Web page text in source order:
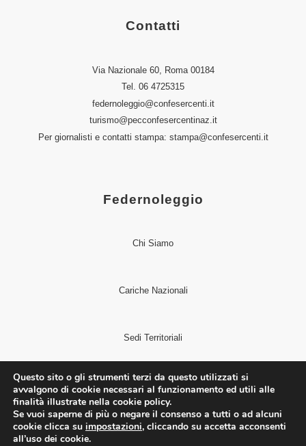
Contatti
Via Nazionale 60, Roma 00184
Tel. 06 4725315
federnoleggio@confesercenti.it
turismo@pecconfesercentinaz.it
Per giornalisti e contatti stampa: stampa@confesercenti.it
Federnoleggio
Chi Siamo
Cariche Nazionali
Sedi Territoriali
Notizie
Questo sito o gli strumenti terzi da questo utilizzati si
avvalgono di cookie necessari al funzionamento ed utili alle
finalità illustrate nella cookie policy.
Se vuoi saperne di più o negare il consenso a tutti o ad alcuni
cookie clicca su impostazioni, cliccando su accetta acconsenti
all’uso dei cookie.